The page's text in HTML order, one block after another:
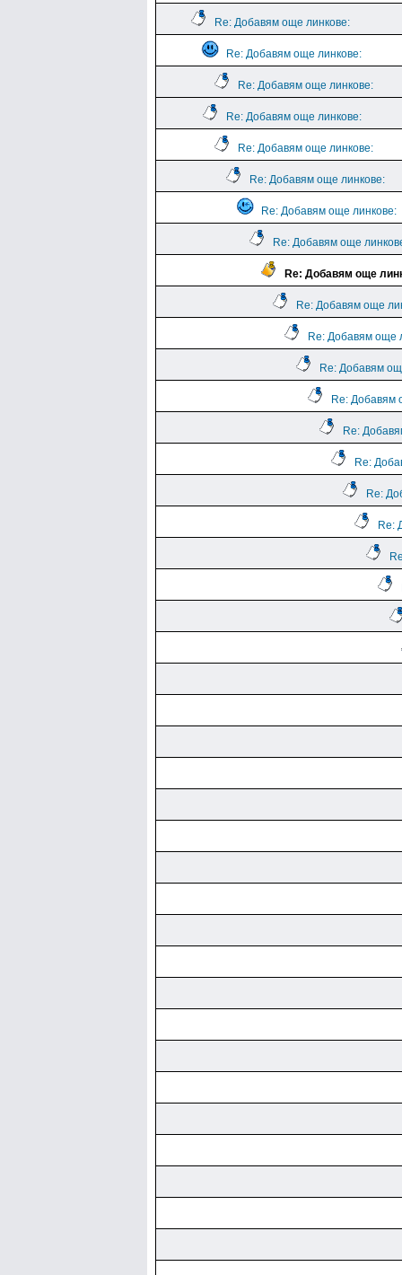
Re: Добавям още линкове:
Re: Добавям още линкове:
Re: Добавям още линкове:
Re: Добавям още линкове:
Re: Добавям още линкове:
Re: Добавям още линкове:
Re: Добавям още линкове:
Re: Добавям още
Re: Добавям още
Re: Добавям още
Re: Добавям още
Re: Добавям
Re: Добавям
Re:
Re:
Re:
Re: